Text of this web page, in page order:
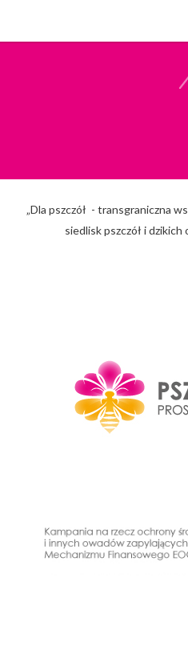
„Dla pszczół - transgraniczna
siedlisk pszczół i dzikich